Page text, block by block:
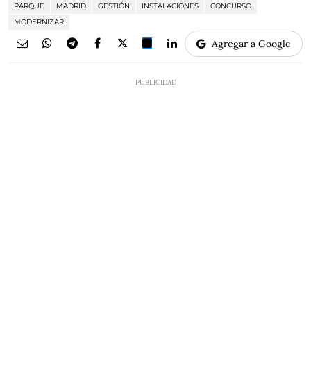
PARQUE MADRID GESTIÓN INSTALACIONES
CONCURSO
MODERNIZAR
Agregar a Google